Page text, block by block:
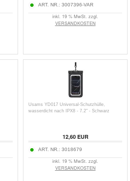
ART. NR.: 3007396-VAR
inkl. 19 % MwSt. zzgl.
VERSANDKOSTEN
Usams YD017 Universal-Schutzhülle,
wasserdicht nach IPX8 - 7.2" - Schwarz
12,60EUR
ART. NR.: 3018679
inkl. 19 % MwSt. zzgl.
VERSANDKOSTEN